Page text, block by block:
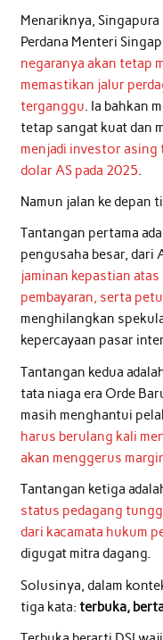
Menariknya,
Perdana Menteri
negaranya akan tetap
memastikan jalur
terganggu. Ia bahkan
tetap sangat kuat dan
menjadi investor
dolar AS pada 2025.
Namun jalan ke depan
Tantangan pertama
pengusaha besar, dari
jaminan kepastian
pembayaran, serta
menghilangkan
kepercayaan pasar
Tantangan kedua
tata niaga era Orde
masih menghantui
harus berulang kali
akan menggerus
Tantangan ketiga
status pedagang
dari kacamata hukum
digugat mitra dagang.
Solusinya, dalam
tiga kata: terbuka,